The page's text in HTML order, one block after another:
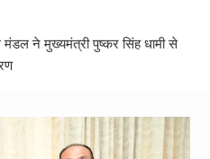
ने मुख्यमंत्री पुष्कर सिंह धामी से